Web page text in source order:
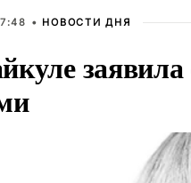
• НОВОСТИ ДНЯ
заявила